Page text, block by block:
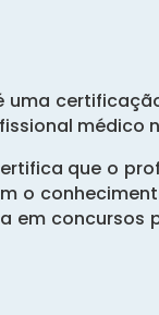
uma
médico
que o
o
em